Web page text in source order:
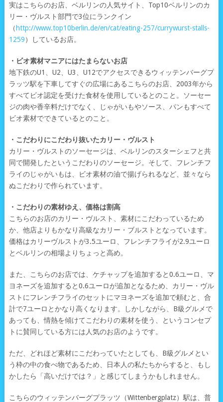
実はこちらのお店、ベルリンの人気サイト、Top10ベルリンのカ
リー・ヴルスト部門で3位にランクイン
（ http://www.top10berlin.de/en/cat/eating-257/currywurst-stalls-
1259）しているお店。
・ビオ素材マニアにはたまらないお店
地下鉄のU1、U2、U3、U12でアクセスできるウィッテンバーグプ
ラッツ駅を下車してすぐの広場にあるこちらのお店、2003年から
すべてビオ認定を受けた食材を使用しているとのこと。ソーセー
ジの肉や香辛料だけでなく、じゃがいもやソース、パンもすべて
ビオ素材でできているとのこと。
・こだわりにこだわり抜いたカリー・ヴルスト
カリー・ヴルストのソーセージは、ベルリンのスターシェフと共
同で開発したというこだわりのソーセージ。そして、フレンチフ
ライのじゃがいもは、ビオ素材の油で揚げられるなど、並々なら
ぬこだわりで作られています。
・こだわりの素材ゆえ、価格は割高
こちらのお店のカリー・ヴルスト、素材にこだわっているため
か、他店よりもかなり高級なカリー・ブルストとなっています。
価格はカリーヴルストが3.5ユーロ、フレンチフライが2.9ユーロ
とベルリンの相場よりちょっと高め。
また、こちらのお店では、ケチャップを追加すると0.6ユーロ、マ
ヨネーズを追加すると0.6ユーロが追加となるため、カリー・ヴル
ストにフレンチフライのセットにマヨネーズを追加で頼むと、合
計で7ユーロとかなり高くなります。しかしながら、B級グルメで
あっても、情熱を傾けてこだわりの素材を使う、というコンセプ
トに賛同している方には人気のお店のようです。
ただ、どれほど素材にこだわっていたとしても、B級グルメとい
う枠の中の食べ物であるため、日本人の私たちからすると、もし
かしたら「高いだけでは？」と感じてしまうかもしれません。
こちらのウィッテンバーグプラッツ（Wittenbergplatz）駅は、普